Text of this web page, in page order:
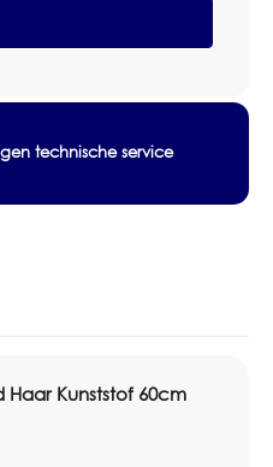
technische service